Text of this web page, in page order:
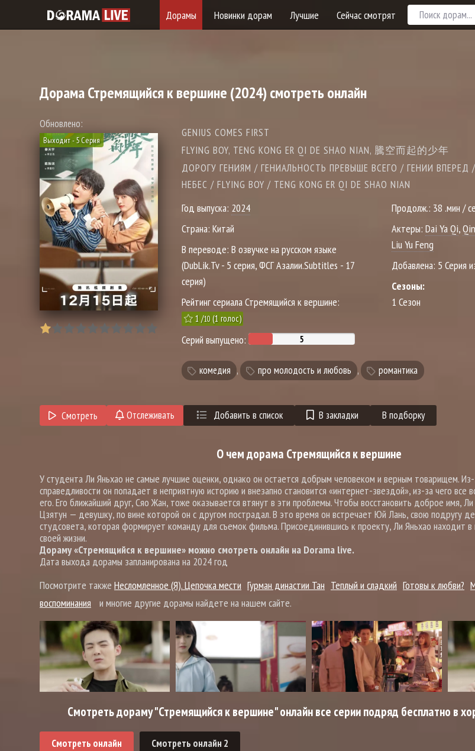
Дорамы Новинки дорам Лучшие Сейчас смотрят
ДорамаСтремящийся к вершине (2024) смотреть онлайн
Обновлено:
Выходит - 5 Серия
GENIUS COMES FIRST
FLYING BOY, TENG KONG ER QI DE SHAO NIAN, 騰空而起的少年
ДОРОГУ ГЕНИЯМ / ГЕНИАЛЬНОСТЬ ПРЕВЫШЕ ВСЕГО / ГЕНИИ
НЕБЕС / FLYING BOY / TENG KONG ER QI DE SHAO NIAN
Год выпуска: 2024
Страна: Китай
В переводе: В озвучке на русском языке
(DubLik.Tv - 5 серия, ФСГ Азалии.Subtitles - 17
серия)
Рейтинг сериала Стремящийся к вершине:
1 /10(1 голос)
Серий выпущено:
Продолж.: 38 .мин /
Актеры: Dai Ya Qi,
Liu Yu Feng
Добавлена: 5 Серия
Сезоны:
1 Сезон
комедия , про молодость и любовь , романтика
Смотреть Отслеживать Добавить в список В закладки В подборку
О чем дорама Стремящийся к вершине
У студента Ли Яньхао не самые лучшие оценки, однако он остается добрым человеком и верным товарищем. Из-
справедливости он попадает в неприятную историю и внезапно становится «интернет-звездой», из-за чего все
его. Его ближайший друг, Сяо Жан, тоже оказывается втянут в эти проблемы. Чтобы восстановить доброе имя,
Цзятун — девушку, по вине которой он с другом пострадал. В это время он встречает Юй Лань, свою подругу
студсовета, которая формирует команду для съемок фильма. Присоединившись к проекту, Ли Яньхао находит
своей жизни.
Дораму «Стремящийся к вершине» можно смотреть онлайн на Dorama live.
Дата выхода дорамы запланирована на 2024 год
Посмотрите также Несломленное (Я). Цепочка мести Гурман династии Тан Теплый и сладкий Готовы к любви?
воспоминания
и многие другие дорамы найдете на нашем сайте.
Смотреть дораму "Стремящийся к вершине" онлайн все серии подряд бесплатно в
Смотреть онлайн Смотреть онлайн 2